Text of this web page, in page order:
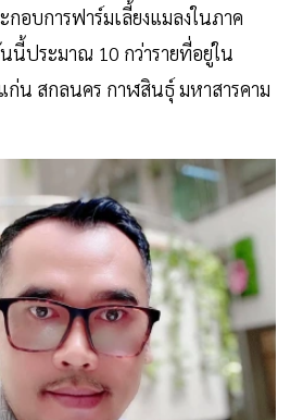
อบการฟาร์มเลี้ยงแมลงในภาค
นี้ประมาณ 10 กว่ารายที่อยู่ใน
ก่น สกลนคร กาฬสินธุ์ มหาสารคาม